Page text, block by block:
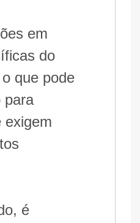
em
do
que pode
para
exigem
é